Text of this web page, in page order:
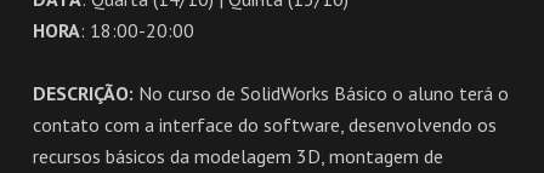
HORA: 18:00-20:00
DESCRIÇÃO: No curso de SolidWorks Básico o aluno terá o
contato com a interface do software, desenvolvendo os
recursos básicos da modelagem 3D, montagem de